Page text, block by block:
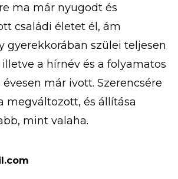
ma már nyugodt és
családi életet él, ám
gyerekkorában szülei teljesen
a hírnév és a folyamatos
már ivott. Szerencsére
megváltozott, és állítása
mint valaha.